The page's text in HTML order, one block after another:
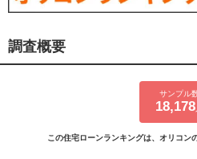
調査概要
サンプル
18,178
この住宅ローンランキングは、オリコン